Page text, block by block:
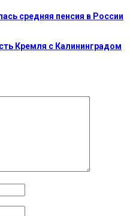
средняя пенсия в России
Кремля с Калининградом